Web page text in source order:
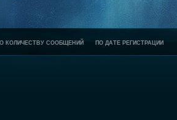
КОЛИЧЕСТВУ СООБЩЕНИЙ ПО ДАТЕ РЕГИСТРАЦИИ